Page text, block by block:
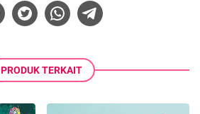
PRODUK TERKAIT